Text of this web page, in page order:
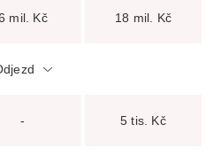
mil. Kč 18 mil. Kč
- 5 tis. Kč